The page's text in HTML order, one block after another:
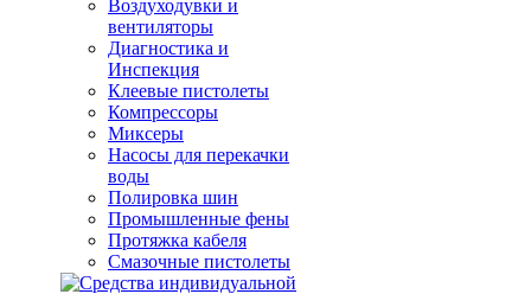
Воздуходувки и
вентиляторы
Диагностика и
Инспекция
Клеевые пистолеты
Компрессоры
Миксеры
Насосы для перекачки
воды
Полировка шин
Промышленные фены
Протяжка кабеля
Смазочные пистолеты